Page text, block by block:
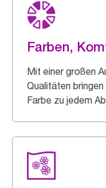
Farben,
Mit einer großen
Qualitäten
Farbe zu jedem